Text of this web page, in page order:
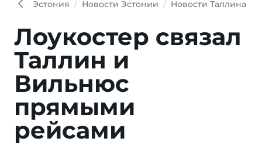
Эстония Новости Эстонии Новости Таллина
Лоукостер связал
Таллин и
Вильнюс
прямыми
рейсами